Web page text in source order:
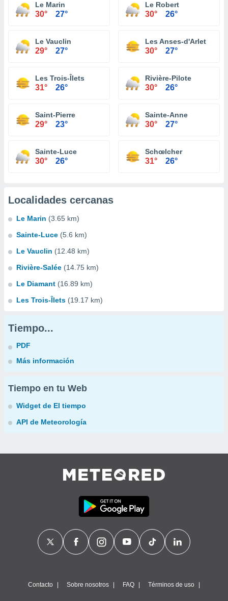
Le Marin
30° 27°
Le Robert
30° 26°
Le Vauclin
29° 27°
Les Anses-d'Arlet
30° 27°
Les Trois-Îlets
31° 26°
Rivière-Pilote
30° 26°
Saint-Pierre
29° 23°
Sainte-Anne
30° 27°
Sainte-Luce
30° 26°
Schœlcher
31° 26°
Localidades cercanas
Le Marin (3.65 km)
Sainte-Luce (5.6 km)
Le Vauclin (12.48 km)
Rivière-Salée (14.75 km)
Le Diamant (16.89 km)
Les Trois-Îlets (19.17 km)
Tiempo...
PDF
Más información
Tiempo en tu Web
Widget de El tiempo
API de Meteorología
Contacto Sobre nosotros FAQ Términos de uso